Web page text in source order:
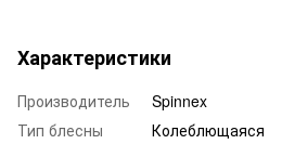
Характеристики
Производитель
Spinnex
Тип блесны
Колеблющаяся